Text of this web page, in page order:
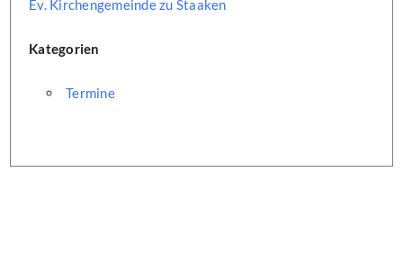
Ev. Kirchengemeinde zu Staaken
Kategorien
Termine